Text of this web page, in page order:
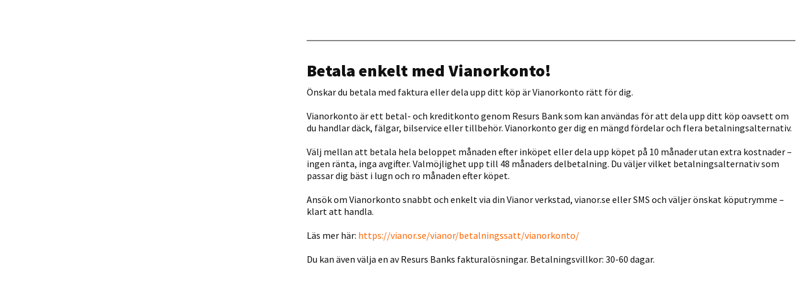
Betala enkelt med Vianorkonto!
Önskar du betala med faktura eller dela upp ditt köp är Vianorkonto rätt för dig.
Vianorkonto är ett betal- och kreditkonto genom Resurs Bank som kan användas för att dela upp ditt köp oavsett om
du handlar däck, fälgar, bilservice eller tillbehör. Vianorkonto ger dig en mängd fördelar och flera betalningsalternativ.
Välj mellan att betala hela beloppet månaden efter inköpet eller dela upp köpet på 10 månader utan extra kostnader –
ingen ränta, inga avgifter. Valmöjlighet upp till 48 månaders delbetalning. Du väljer vilket betalningsalternativ som
passar dig bäst i lugn och ro månaden efter köpet.
Ansök om Vianorkonto snabbt och enkelt via din Vianor verkstad, vianor.se eller SMS och väljer önskat köputrymme –
klart att handla.
Läs mer här: https://vianor.se/vianor/betalningssatt/vianorkonto/
Du kan även välja en av Resurs Banks fakturalösningar. Betalningsvillkor: 30-60 dagar.